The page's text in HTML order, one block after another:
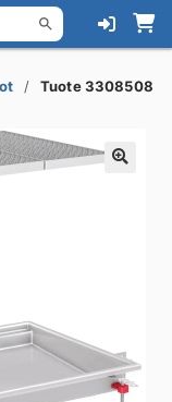
Tuote 3308508